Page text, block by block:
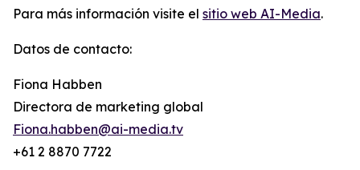
Para más información visite el sitio web AI-Media.
Datos de contacto:
Fiona Habben
Directora de marketing global
Fiona.habben@ai-media.tv
+61 2 8870 7722